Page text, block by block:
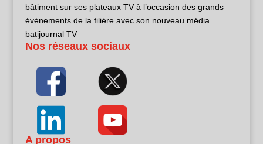
bâtiment sur ses plateaux TV à l’occasion des grands
événements de la filière avec son nouveau média
batijournal TV
Nos réseaux sociaux
A propos